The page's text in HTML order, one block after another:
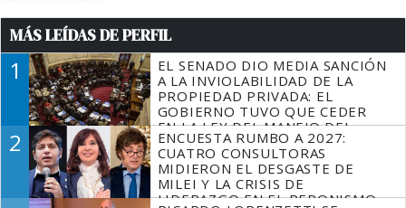
MÁS LEÍDAS DE PERFIL
1
EL SENADO DIO MEDIA SANCIÓN
A LA INVIOLABILIDAD DE LA
PROPIEDAD PRIVADA: EL
GOBIERNO TUVO QUE CEDER
EN LA LEY DEL MANEJO DEL
FUEGO
2
ENCUESTA RUMBO A 2027:
CUATRO CONSULTORAS
MIDIERON EL DESGASTE DE
MILEI Y LA CRISIS DE
LIDERAZGO EN EL PERONISMO